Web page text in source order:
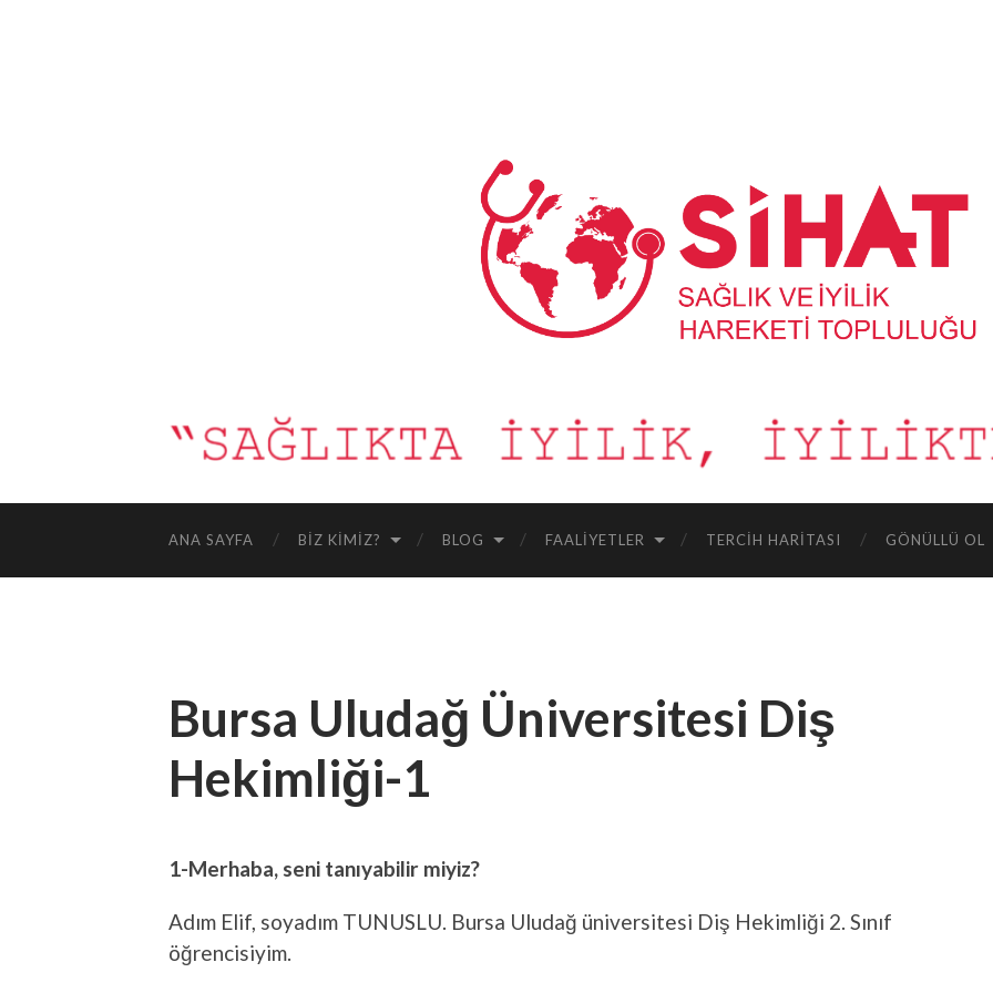
İyilik
Hareketi
ANA SAYFA BIZ KIMIZ? BLOG FAALIYETLER TERCIH HARITASI GÖNÜLLÜ OL
Bursa Uludağ Üniversitesi Diş
Hekimliği-1
1-Merhaba, seni tanıyabilir miyiz?
Adım Elif, soyadım TUNUSLU. Bursa Uludağ üniversitesi Diş Hekimliği 2. Sınıf
öğrencisiyim.